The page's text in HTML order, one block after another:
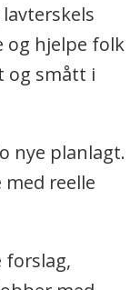
og hjelpe folk
og smått i
nye planlagt.
reelle
forslag,